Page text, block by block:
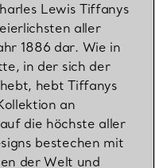
Lewis Tiffanys
aller
1886 dar. Wie in
in der sich der
hebt Tiffanys
an
die höchste aller
bestechen mit
der Welt und